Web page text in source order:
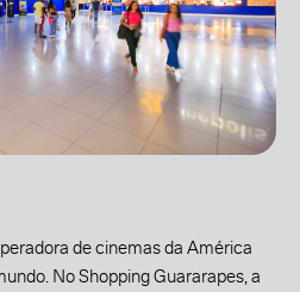
de cinemas da América
No Shopping Guararapes, a